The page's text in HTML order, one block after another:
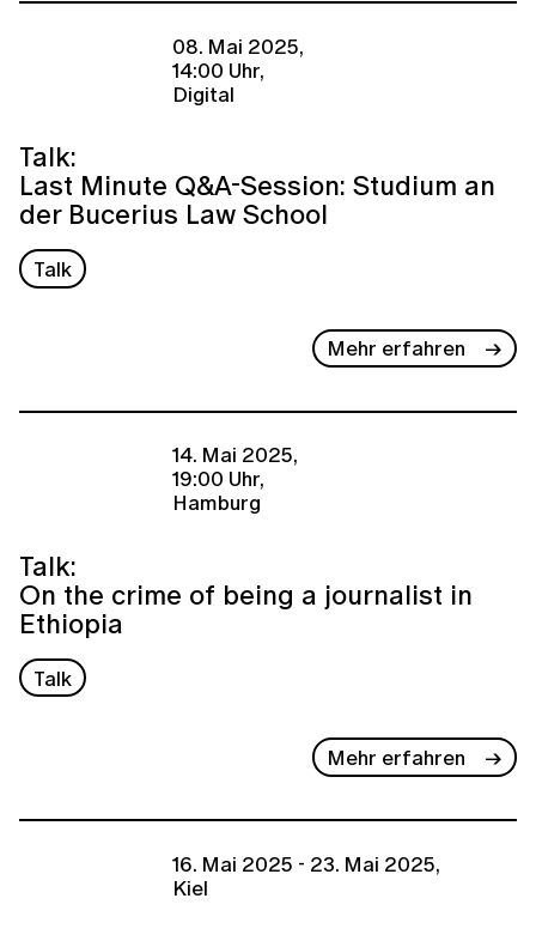
08. Mai 2025,
14:00 Uhr,
Digital
Talk:
Last Minute Q&A-Session: Studium an
der Bucerius Law School
Talk
Mehr erfahren
14. Mai 2025,
19:00 Uhr,
Hamburg
Talk:
On the crime of being a journalist in
Ethiopia
Talk
Mehr erfahren
16. Mai 2025 - 23. Mai 2025,
Kiel